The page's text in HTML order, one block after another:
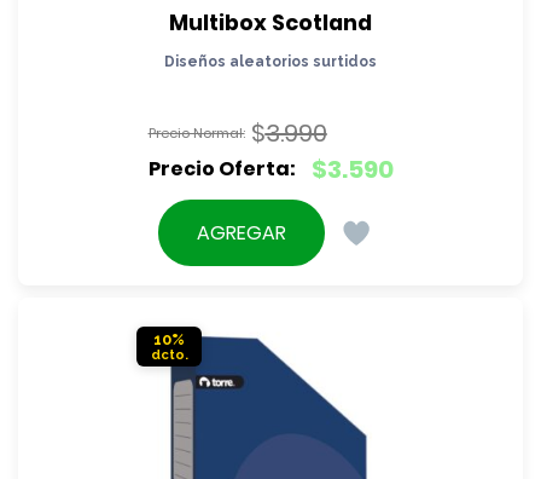
Multibox Scotland
Diseños aleatorios surtidos
$3.990
El
original
$3.590
El
precio
actual
AGREGAR
10%